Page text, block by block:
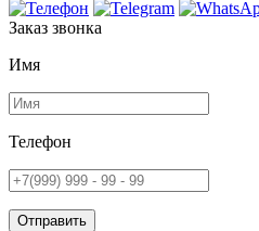
Заказ звонка
Имя
Телефон
Отправить